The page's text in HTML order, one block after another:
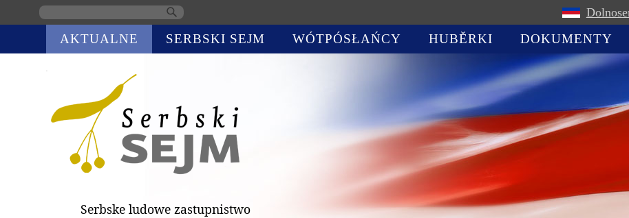
navigation
AKTUALNE SERBSKI SEJM WÓTPÓSŁAŃCY HUBĚRKI DOKUMENTY
Serbske ludowe zastupnistwo